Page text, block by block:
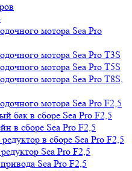
мотора Sea Pro
мотора Sea Pro Т3S
мотора Sea Pro Т5S
мотора Sea Pro Т8S,
мотора Sea Pro F2,5
бак в сборе Sea Pro F2,5
в сборе Sea Pro F2,5
в сборе Sea Pro F2,5
Sea Pro F2,5
Sea Pro F2,5